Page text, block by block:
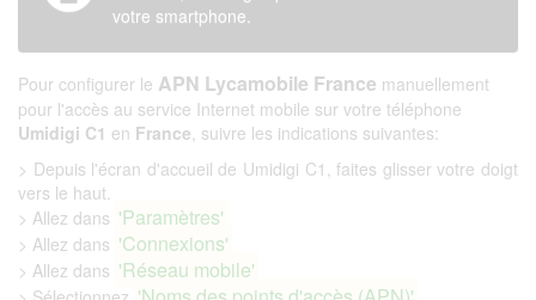
votre smartphone.
Pour configurer le APN Lycamobile France manuellement
pour l'accès au service Internet mobile sur votre téléphone
Umidigi C1 en France, suivre les indications suivantes:
> Depuis l'écran d'accueil de Umidigi C1, faites glisser votre doigt
vers le haut.
> Allez dans 'Paramètres'
> Allez dans 'Connexions'
> Allez dans 'Réseau mobile'